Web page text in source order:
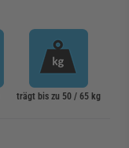
trägt bis zu 50 / 65 kg